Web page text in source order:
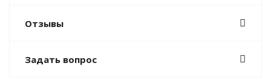
Отзывы
Задать вопрос